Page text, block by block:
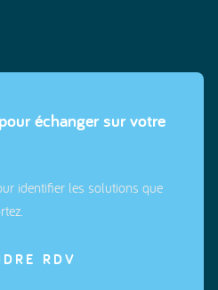
échanger sur votre
identifier les solutions que
RDV